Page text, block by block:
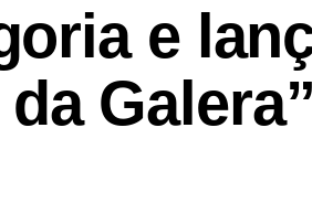
e
Galera”